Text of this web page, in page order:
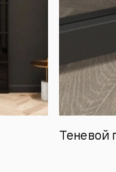
Теневой